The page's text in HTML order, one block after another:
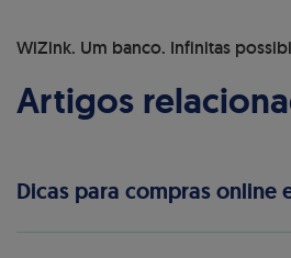
WiZink. Um banco. Infinitas
Artigos
Dicas para compras online